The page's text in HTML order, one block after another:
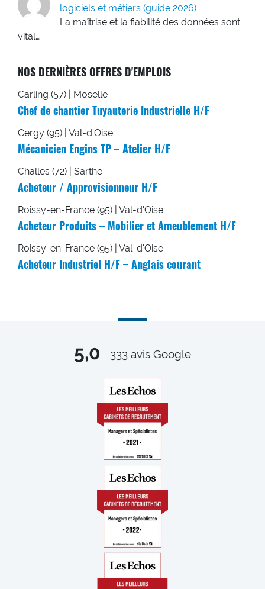
logiciels et métiers (guide 2026)
La maîtrise et la fiabilité des données sont
vital…
NOS DERNIÈRES OFFRES D'EMPLOIS
Carling (57) | Moselle
Chef de chantier Tuyauterie Industrielle H/F
Cergy (95) | Val-d'Oise
Mécanicien Engins TP – Atelier H/F
Challes (72) | Sarthe
Acheteur / Approvisionneur H/F
Roissy-en-France (95) | Val-d'Oise
Acheteur Produits – Mobilier et Ameublement H/F
Roissy-en-France (95) | Val-d'Oise
Acheteur Industriel H/F – Anglais courant
5,0 333 avis Google